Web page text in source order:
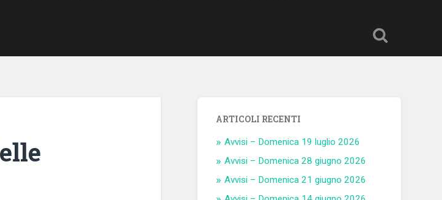
ARTICOLI RECENTI
Avvisi – Domenica 19 luglio 2026
Avvisi – Domenica 28 giugno 2026
Avvisi – Domenica 21 giugno 2026